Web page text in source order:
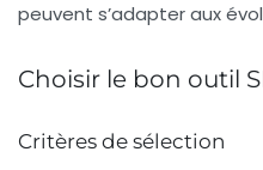
peuvent s’adapter aux
Choisir le bon outil
Critères de sélection